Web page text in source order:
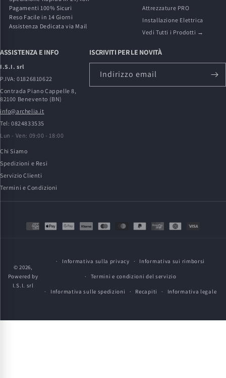
Pagamenti 100% Sicuri
Reso Facile in 14 Giorni
Assistenza Dedicata via Mail
Attrezzature PRO
Installazione Elettrica
Vedi Tutti i Prodotti →
ASSISTENZA E INFO
I.S.I. srl
P.IVA: 01826810622
Contrada Piano Cappelle 8,
82100 Benevento (BN)
info@archelia.it
Tel: 0824833535
Lun - Ven: 09:00 - 18:00
Chi Siamo
Spedizioni e Resi
Servizio Clienti
Termini e Condizioni
ISCRIVITI PER LE NOVITÀ
Indirizzo email
Metodi
© 2026,
Powered by
I.S.I. srl
Informativa sulla privacy Informativa sui rimborsi
Termini e condizioni del servizio
Informativa sulle spedizioni Recapiti Informativa legale